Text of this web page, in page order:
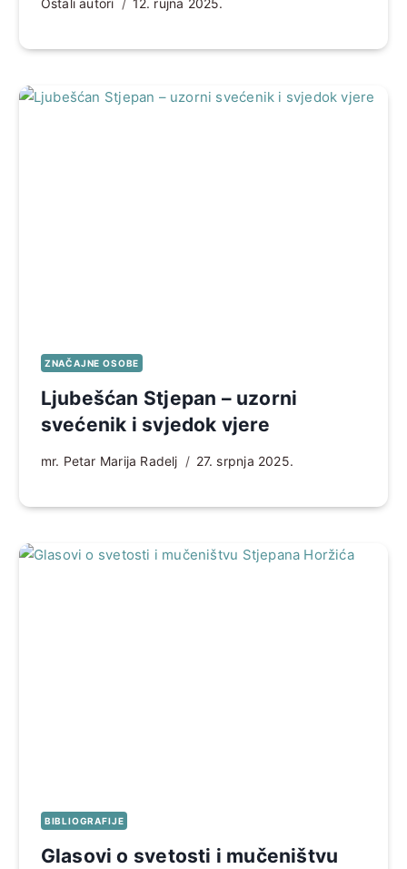
ZNAČAJNE OSOBE
Ljubešćan Stjepan – uzorni
svećenik i svjedok vjere
mr. Petar Marija Radelj 27. srpnja 2025.
BIBLIOGRAFIJE
Glasovi o svetosti i mučeništvu